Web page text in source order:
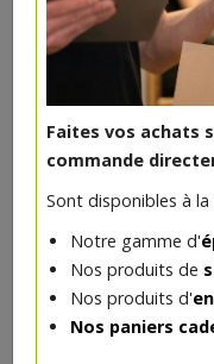
Faites vos achats
commande
Sont disponibles à la
Notre gamme d'
Nos produits de
Nos produits d'
Nos paniers
DANS LA